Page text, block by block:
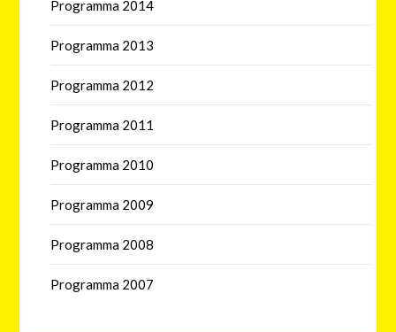
Programma 2014
Programma 2013
Programma 2012
Programma 2011
Programma 2010
Programma 2009
Programma 2008
Programma 2007